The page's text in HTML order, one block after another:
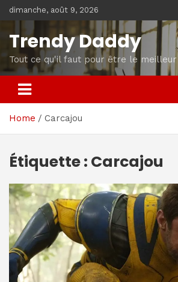
Skip
to
content
dimanche, août 9, 2026
Trendy Daddy
Tout ce qu'il faut pour être le
Home Carcajou
Étiquette : Carcajou